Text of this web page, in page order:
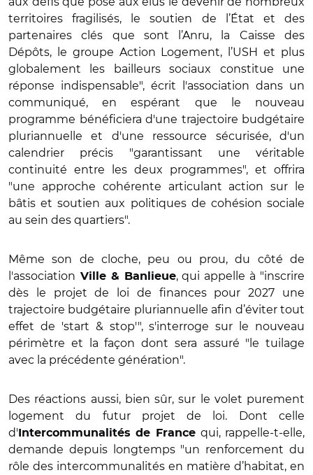
territoires fragilisés, le soutien de l’État et des
partenaires clés que sont l’Anru, la Caisse des
Dépôts, le groupe Action Logement, l’USH et plus
globalement les bailleurs sociaux constitue une
réponse indispensable", écrit l'association dans un
communiqué, en espérant que le nouveau
programme bénéficiera d'une trajectoire budgétaire
pluriannuelle et d'une ressource sécurisée, d'un
calendrier précis "garantissant une véritable
continuité entre les deux programmes", et offrira
"une approche cohérente articulant action sur le
bâtis et soutien aux politiques de cohésion sociale
au sein des quartiers".
Même son de cloche, peu ou prou, du côté de
l'association Ville & Banlieue, qui appelle à "inscrire
dès le projet de loi de finances pour 2027 une
trajectoire budgétaire pluriannuelle afin d’éviter tout
effet de 'start & stop'", s'interroge sur le nouveau
périmètre et la façon dont sera assuré "le tuilage
avec la précédente génération".
Des réactions aussi, bien sûr, sur le volet purement
logement du futur projet de loi. Dont celle
d' Intercommunalités de France qui, rappelle-t-elle,
demande depuis longtemps "un renforcement du
rôle des intercommunalités en matière d’habitat, en